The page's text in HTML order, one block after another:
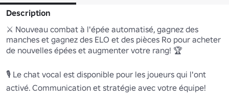
Description
⚔️ Nouveau combat à l'épée automatisé, gagnez des
manches et gagnez des ELO et des pièces Ro pour acheter
de nouvelles épées et augmenter votre rang! 🏆
🎙️ Le chat vocal est disponible pour les joueurs qui l'ont
activé. Communication et stratégie avec votre équipe!